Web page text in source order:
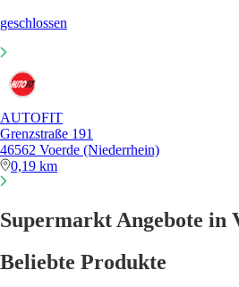
geschlossen
AUTOFIT
Grenzstraße 191
46562 Voerde (Niederrhein)
0,19 km
Supermarkt Angebote in
Beliebte Produkte